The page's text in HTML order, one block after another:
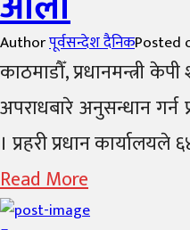
Authorपूर्वसन्देश दैनिकPosted
काठमाडौँ, प्रधानमन्त्री
अपराधबारे अनुसन्धान गर्न
। प्रहरी प्रधान
Read More